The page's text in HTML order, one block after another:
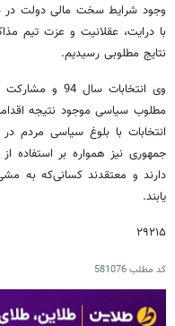
با درایت، عقلانیت و عزت تیم
نتایج مطلوبی رسیدیم.
وی انتخابات
مطلوب سیاسی موجود نتیجه
انتخابات با بلوغ سیاسی مردم
جمهوری نیز همواره بر استفاده از
دارند و معتقدند کسانی‌که به
یابند.
۲۹۲۱۵
کد مطلب581076